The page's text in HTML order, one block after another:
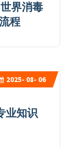
界消毒
程
2025- 08- 06
业知识